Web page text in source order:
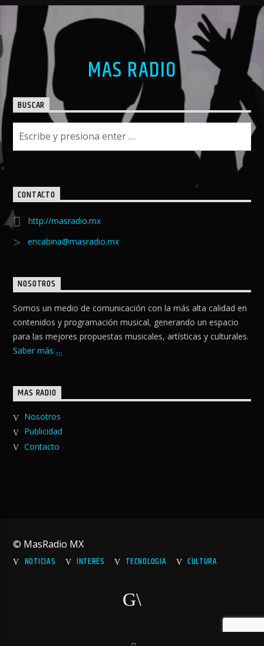
MAS RADIO
BUSCAR
CONTACTO
http://masradio.mx
encabina@masradio.mx
NOSOTROS
Somos un medio de comunicación con la más alta calidad en
contenidos y programación musical, generando un espacio
para las mejores propuestas musicales, artísticas y culturales.
Saber más
MAS RADIO
Nosotros
Publicidad
Contacto
© MasRadio MX
NOTICIAS
INTERÉS TECNOLOGIA CULTURA